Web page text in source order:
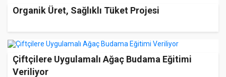
Organik Üret, Sağlıklı Tüket Projesi
Çiftçilere Uygulamalı Ağaç Budama Eğitimi
Veriliyor